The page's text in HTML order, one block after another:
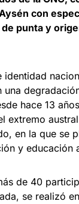
con
punta y
una
hace 13
extremo
en la que se
y educación
de 40
se realizó